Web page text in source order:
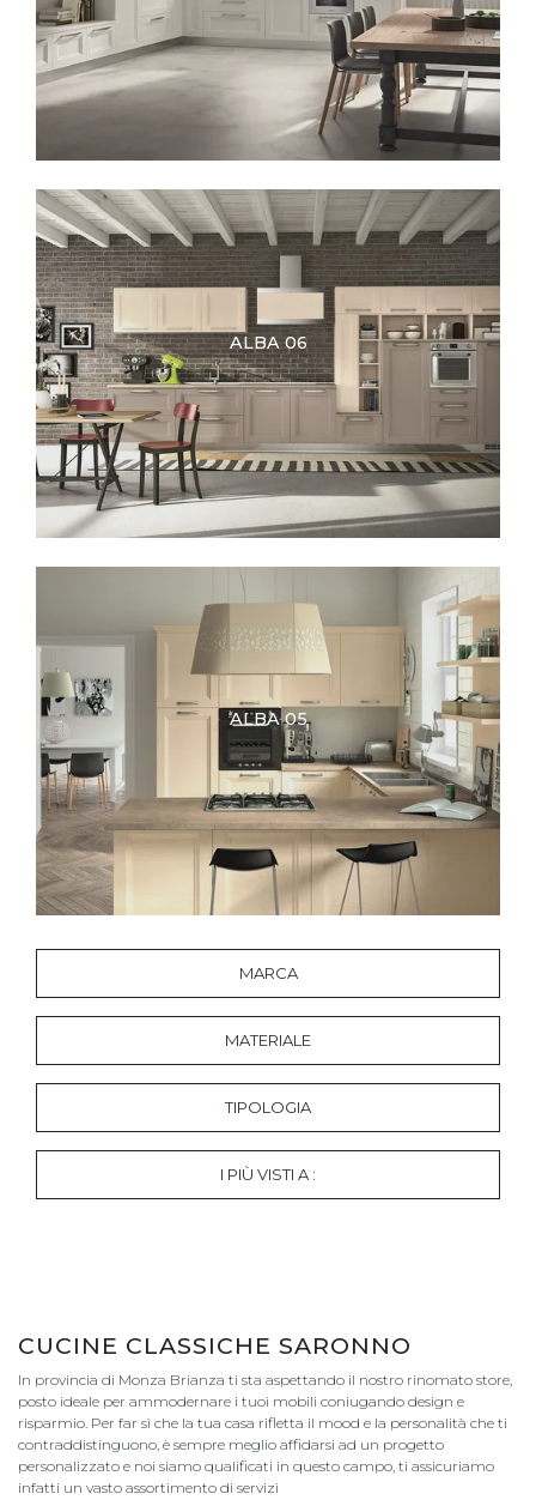
MARCA
MATERIALE
TIPOLOGIA
I PIÙ VISTI A :
ALBA 06
ALBA 05
CUCINE CLASSICHE SARONNO
In provincia di Monza Brianza ti sta aspettando il nostro rinomato store,
posto ideale per ammodernare i tuoi mobili coniugando design e
risparmio. Per far sì che la tua casa rifletta il mood e la personalità che ti
contraddistinguono, è sempre meglio affidarsi ad un progetto
personalizzato e noi siamo qualificati in questo campo, ti assicuriamo
infatti un vasto assortimento di servizi